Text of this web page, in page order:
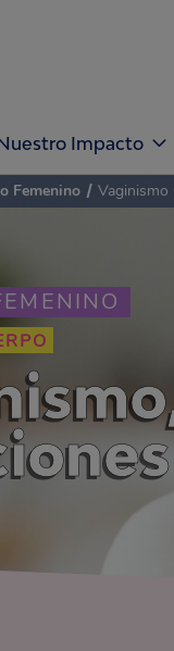
Impacto
Femenino / Vaginismo